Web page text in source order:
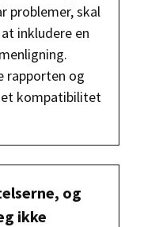
problemer, skal
inkludere en
rapporten og
kompatibilitet
og
ikke